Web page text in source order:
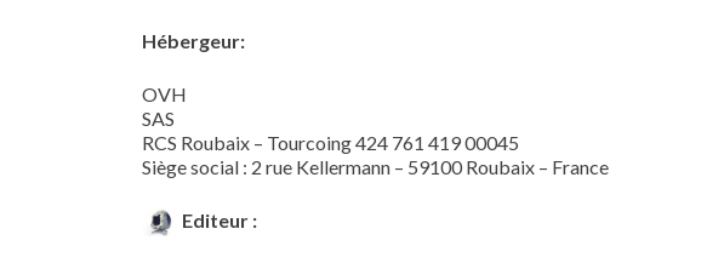
Hébergeur:
OVH
SAS
RCS Roubaix – Tourcoing 424 761 419 00045
Siège social : 2 rue Kellermann – 59100 Roubaix – France
Editeur :